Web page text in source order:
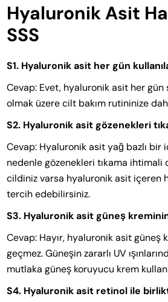
Hyaluronik Asit
SSS
S1. Hyaluronik asit her gün
Cevap: Evet, hyaluronik asit her gün
olmak üzere cilt bakım rutininize
S2. Hyaluronik asit gözenekleri
Cevap: Hyaluronik asit yağ bazlı bir
nedenle gözenekleri tıkama ihtimali
cildiniz varsa hyaluronik asit içeren
tercih edebilirsiniz.
S3. Hyaluronik asit güneş
Cevap: Hayır, hyaluronik asit güneş
geçmez. Güneşin zararlı UV
mutlaka güneş koruyucu krem
S4. Hyaluronik asit retinol ile